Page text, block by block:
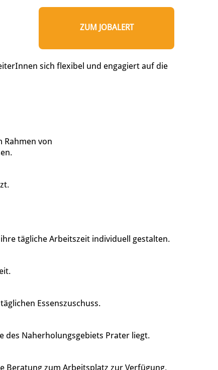
ZUM JOBALERT
sich flexibel und engagiert auf die
von
tägliche Arbeitszeit individuell gestalten.
Essenszuschuss.
des Naherholungsgebiets Prater liegt.
Beratung zum Arbeitsplatz zur Verfügung.